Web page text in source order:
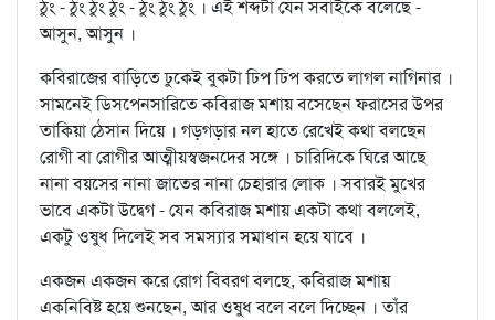
ঠুং - ঠুং ঠুং ঠুং - ঠুং ঠুং ঠুং । এই শব্দটা যেন সবাইকে বলেছে -
আসুন, আসুন ।
কবিরাজের বাড়িতে ঢুকেই বুকটা ঢিপ ঢিপ করতে লাগল নাগিনার ।
সামনেই ডিসপেনসারিতে কবিরাজ মশায় বসেছেন ফরাসের উপর
তাকিয়া ঠেসান দিয়ে । গড়গড়ার নল হাতে রেখেই কথা বলছেন
রোগী বা রোগীর আত্মীয়স্বজনদের সঙ্গে । চারিদিকে ঘিরে আছে
নানা বয়সের নানা জাতের নানা চেহারার লোক । সবারই মুখের
ভাবে একটা উদ্বেগ - যেন কবিরাজ মশায় একটা কথা বললেই,
একটু ওষুধ দিলেই সব সমস্যার সমাধান হয়ে যাবে ।
একজন একজন করে রোগ বিবরণ বলছে, কবিরাজ মশায়
একনিবিষ্ট হয়ে শুনছেন, আর ওষুধ বলে বলে দিচ্ছেন । তাঁর